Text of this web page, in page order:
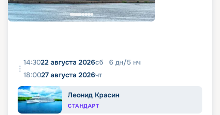
14:3022 августа 2026сб 6 дн/5 нч
18:0027 августа 2026чт
Леонид Красин
СТАНДАРТ